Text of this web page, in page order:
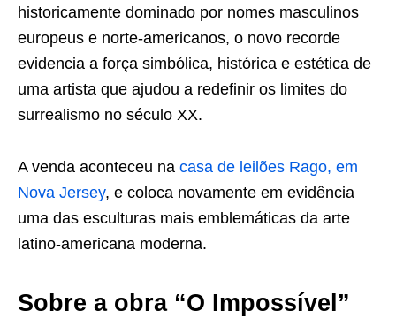
historicamente dominado por nomes masculinos
europeus e norte-americanos, o novo recorde
evidencia a força simbólica, histórica e estética de
uma artista que ajudou a redefinir os limites do
surrealismo no século XX.
A venda aconteceu na casa de leilões Rago, em
Nova Jersey, e coloca novamente em evidência
uma das esculturas mais emblemáticas da arte
latino-americana moderna.
Sobre a obra “O Impossível”